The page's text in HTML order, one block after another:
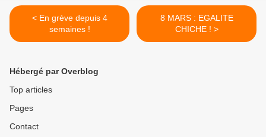
< En grève depuis 4
semaines !
8 MARS : EGALITE
CHICHE ! >
Hébergé par Overblog
Top articles
Pages
Contact